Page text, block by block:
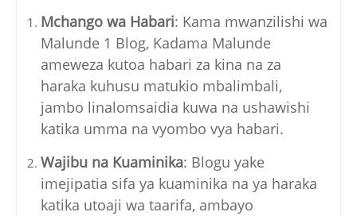
Mchango wa Habari: Kama mwanzilishi wa
Malunde 1 Blog, Kadama Malunde
ameweza kutoa habari za kina na za
haraka kuhusu matukio mbalimbali,
jambo linalomsaidia kuwa na ushawishi
katika umma na vyombo vya habari.
Wajibu na Kuaminika: Blogu yake
imejipatia sifa ya kuaminika na ya haraka
katika utoaji wa taarifa, ambayo